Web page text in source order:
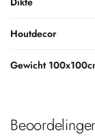
Houtdecor
Gewicht